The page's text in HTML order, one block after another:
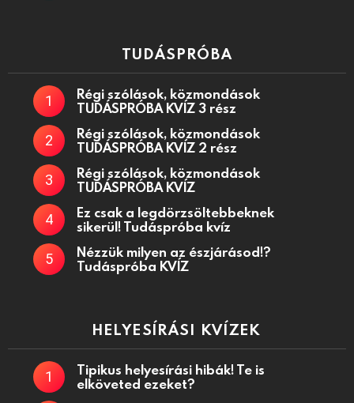
TUDÁSPRÓBA
Régi szólások, közmondások
TUDÁSPRÓBA KVÍZ 3 rész
Régi szólások, közmondások
TUDÁSPRÓBA KVÍZ 2 rész
Régi szólások, közmondások
TUDÁSPRÓBA KVÍZ
Ez csak a legdörzsöltebbeknek
sikerül! Tudáspróba kvíz
Nézzük milyen az észjárásod!?
Tudáspróba KVÍZ
HELYESÍRÁSI KVÍZEK
Tipikus helyesírási hibák! Te is
elköveted ezeket?